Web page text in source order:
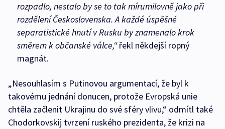
rozpadlo, nestalo by se to tak mírumilovně jako při
rozdělení Československa. A každé úspěšné
separatistické hnutí v Rusku by znamenalo krok
směrem k občanské válce,“řekl někdejší ropný
magnát.
„Nesouhlasím s Putinovou argumentací, že byl k
takovému jednání donucen, protože Evropská unie
chtěla začlenit Ukrajinu do své sféry vlivu,“ odmítl také
Chodorkovskij tvrzení ruského prezidenta, že krizi na